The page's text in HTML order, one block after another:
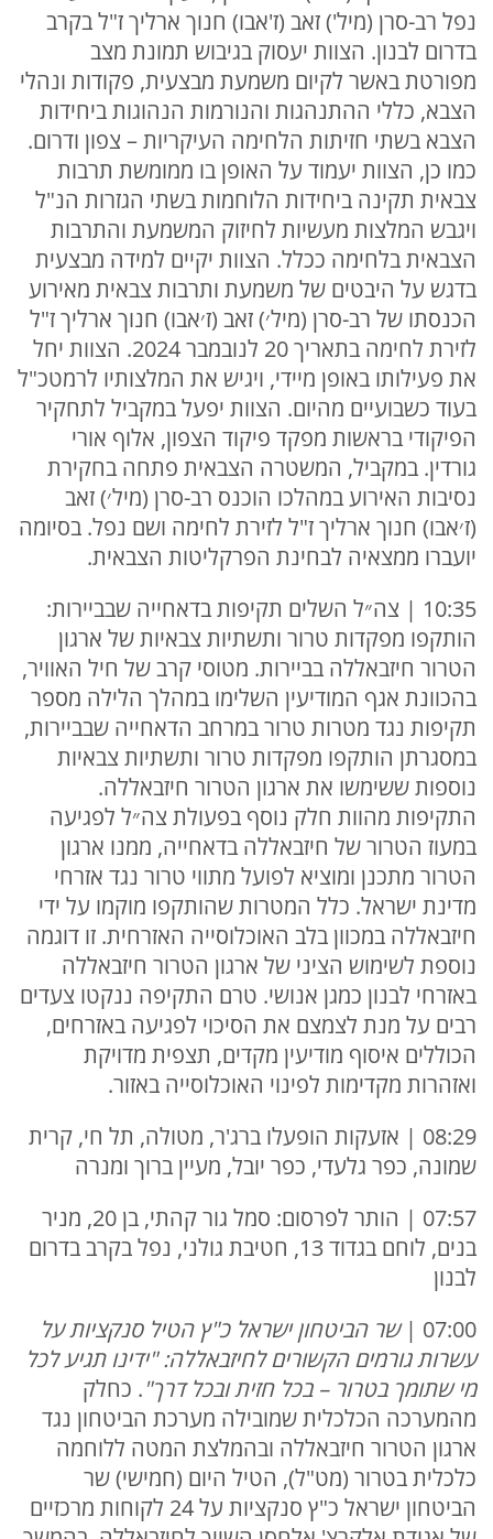
נפל רב-סרן (מיל') זאב (ז'אבו) חנוך ארליך ז"ל בקרב
בדרום לבנון. הצוות יעסוק בגיבוש תמונת מצב
מפורטת באשר לקיום משמעת מבצעית, פקודות ונהלי
הצבא, כללי ההתנהגות והנורמות הנהוגות ביחידות
הצבא בשתי חזיתות הלחימה העיקריות – צפון ודרום.
כמו כן, הצוות יעמוד על האופן בו ממומשת תרבות
צבאית תקינה ביחידות הלוחמות בשתי הגזרות הנ"ל
ויגבש המלצות מעשיות לחיזוק המשמעת והתרבות
הצבאית בלחימה ככלל. הצוות יקיים למידה מבצעית
בדגש על היבטים של משמעת ותרבות צבאית מאירוע
הכנסתו של רב-סרן (מיל׳) זאב (ז׳אבו) חנוך ארליך ז"ל
לזירת לחימה בתאריך 20 לנובמבר 2024. הצוות יחל
את פעילותו באופן מיידי, ויגיש את המלצותיו לרמטכ"ל
בעוד כשבועיים מהיום. הצוות יפעל במקביל לתחקיר
הפיקודי בראשות מפקד פיקוד הצפון, אלוף אורי
גורדין. במקביל, המשטרה הצבאית פתחה בחקירת
נסיבות האירוע במהלכו הוכנס רב-סרן (מיל׳) זאב
(ז׳אבו) חנוך ארליך ז"ל לזירת לחימה ושם נפל. בסיומה
יועברו ממצאיה לבחינת הפרקליטות הצבאית.
10:35 | צה״ל השלים תקיפות בדאחייה שבביירות:
הותקפו מפקדות טרור ותשתיות צבאיות של ארגון
הטרור חיזבאללה בביירות. מטוסי קרב של חיל האוויר,
בהכוונת אגף המודיעין השלימו במהלך הלילה מספר
תקיפות נגד מטרות טרור במרחב הדאחייה שבביירות,
במסגרתן הותקפו מפקדות טרור ותשתיות צבאיות
נוספות ששימשו את ארגון הטרור חיזבאללה.
התקיפות מהוות חלק נוסף בפעולת צה״ל לפגיעה
במעוז הטרור של חיזבאללה בדאחייה, ממנו ארגון
הטרור מתכנן ומוציא לפועל מתווי טרור נגד אזרחי
מדינת ישראל. כלל המטרות שהותקפו מוקמו על ידי
חיזבאללה במכוון בלב האוכלוסייה האזרחית. זו דוגמה
נוספת לשימוש הציני של ארגון הטרור חיזבאללה
באזרחי לבנון כמגן אנושי. טרם התקיפה ננקטו צעדים
רבים על מנת לצמצם את הסיכוי לפגיעה באזרחים,
הכוללים איסוף מודיעין מקדים, תצפית מדויקת
ואזהרות מקדימות לפינוי האוכלוסייה באזור.
08:29 | אזעקות הופעלו ברג'ר, מטולה, תל חי, קרית
שמונה, כפר גלעדי, כפר יובל, מעיין ברוך ומנרה
07:57 | הותר לפרסום: סמל גור קהתי, בן 20, מניר
בנים, לוחם בגדוד 13, חטיבת גולני, נפל בקרב בדרום
לבנון
07:00 |
שר הביטחון ישראל כ"ץ הטיל סנקציות על
עשרות גורמים הקשורים לחיזבאללה: "ידינו תגיע לכל
מי שתומך בטרור – בכל חזית ובכל דרך". כחלק
מהמערכה הכלכלית שמובילה מערכת הביטחון נגד
ארגון הטרור חיזבאללה ובהמלצת המטה ללוחמה
כלכלית בטרור (מט"ל), הטיל היום (חמישי) שר
הביטחון ישראל כ"ץ סנקציות על 24 לקוחות מרכזיים